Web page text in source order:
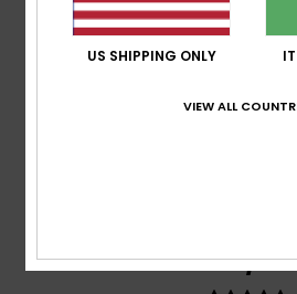
5/5
US SHIPPING ONLY
VIEW ALL